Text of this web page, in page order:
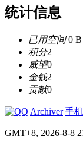
统计信息
已用空间0 B
积分2
威望0
金钱2
贡献0
|Archiver|手
GMT+8, 2026-8-8